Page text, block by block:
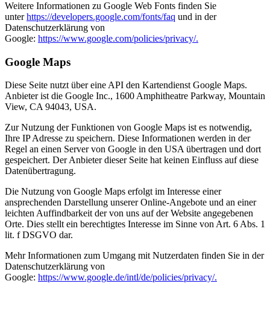
Weitere Informationen zu Google Web Fonts finden Sie
unterhttps://developers.google.com/fonts/faq und in der
Datenschutzerklärung von
Google: https://www.google.com/policies/privacy/.
Google Maps
Diese Seite nutzt über eine API den Kartendienst Google Maps.
Anbieter ist die Google Inc., 1600 Amphitheatre Parkway, Mountain
View, CA 94043, USA.
Zur Nutzung der Funktionen von Google Maps ist es notwendig,
Ihre IP Adresse zu speichern. Diese Informationen werden in der
Regel an einen Server von Google in den USA übertragen und dort
gespeichert. Der Anbieter dieser Seite hat keinen Einfluss auf diese
Datenübertragung.
Die Nutzung von Google Maps erfolgt im Interesse einer
ansprechenden Darstellung unserer Online-Angebote und an einer
leichten Auffindbarkeit der von uns auf der Website angegebenen
Orte. Dies stellt ein berechtigtes Interesse im Sinne von Art. 6 Abs. 1
lit. f DSGVO dar.
Mehr Informationen zum Umgang mit Nutzerdaten finden Sie in der
Datenschutzerklärung von
Google: https://www.google.de/intl/de/policies/privacy/.